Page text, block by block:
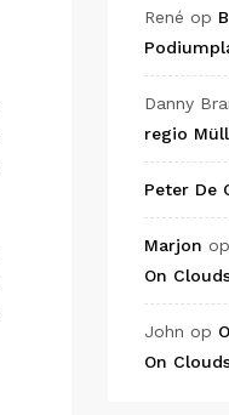
René op
Danny
regio
Peter De
Marjon op
On
John op
On